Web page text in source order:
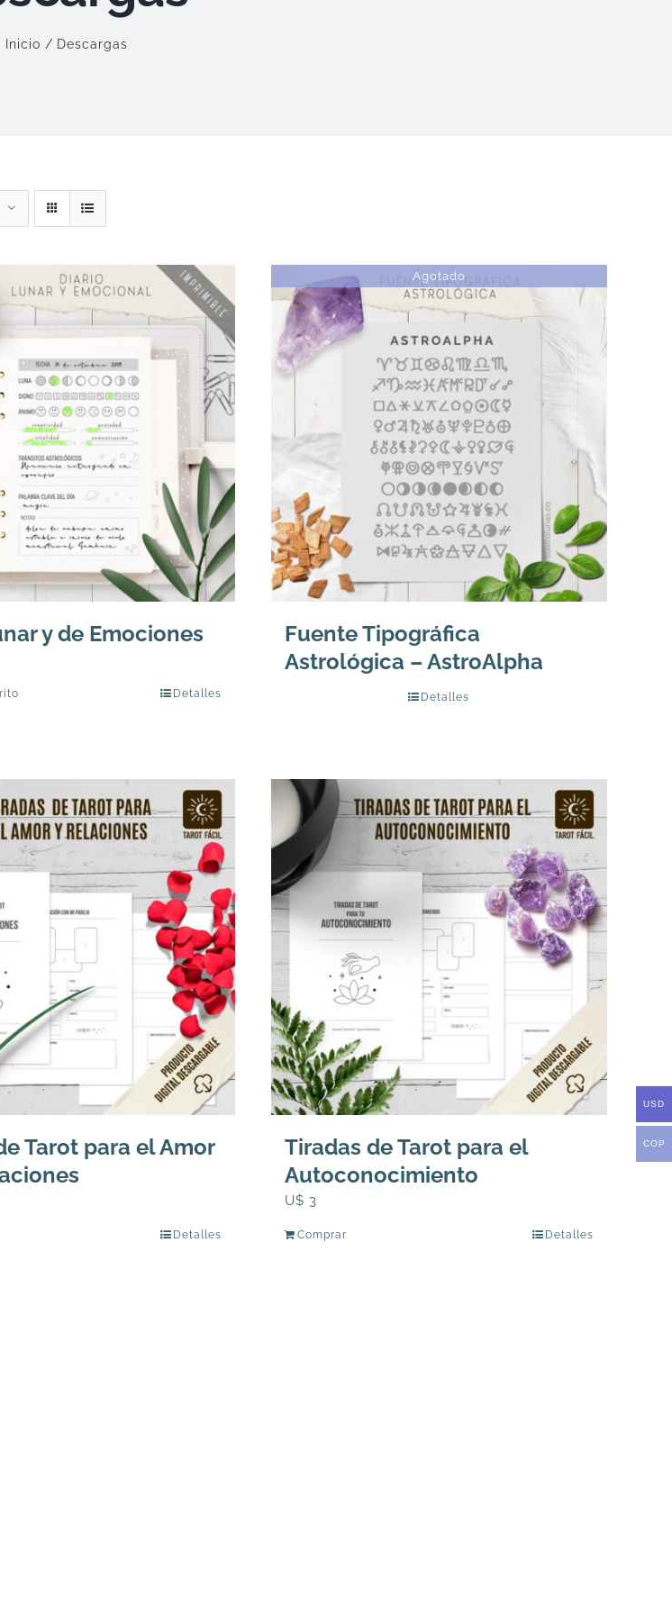
Inicio Descargas
y de Emociones
Detalles
Agotado
Fuente Tipográfica
Astrológica – AstroAlpha
Detalles
Tarot para el Amor
Detalles
Tiradas de Tarot para el
Autoconocimiento
U$ 3
Comprar Detalles
USD
COP